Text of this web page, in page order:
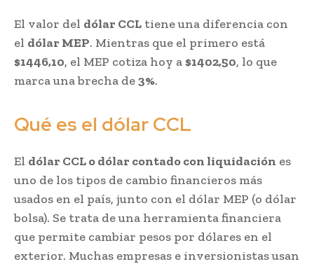
El valor del dólar CCL tiene una diferencia con
el dólar MEP. Mientras que el primero está
$1446,10, el MEP cotiza hoy a $1402,50, lo que
marca una brecha de3%.
Qué es el dólar CCL
El dólar CCL o dólar contado con liquidación es
uno de los tipos de cambio financieros más
usados en el país, junto con el dólar MEP (o dólar
bolsa). Se trata de una herramienta financiera
que permite cambiar pesos por dólares en el
exterior. Muchas empresas e inversionistas usan